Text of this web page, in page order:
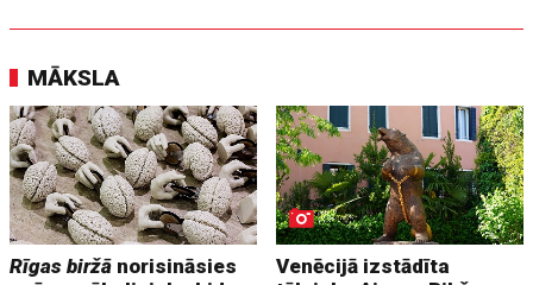
MĀKSLA
Rīgas biržā norisināsies
Venēcijā izstādīta